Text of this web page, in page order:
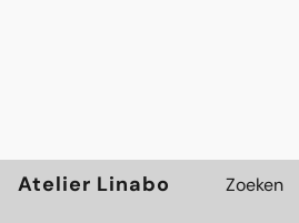
Atelier Linabo